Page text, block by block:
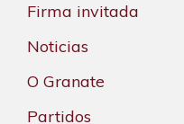
Firma invitada
Noticias
O Granate
Partidos